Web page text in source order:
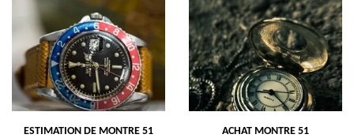
ESTIMATION DE MONTRE 51 ACHAT MONTRE 51